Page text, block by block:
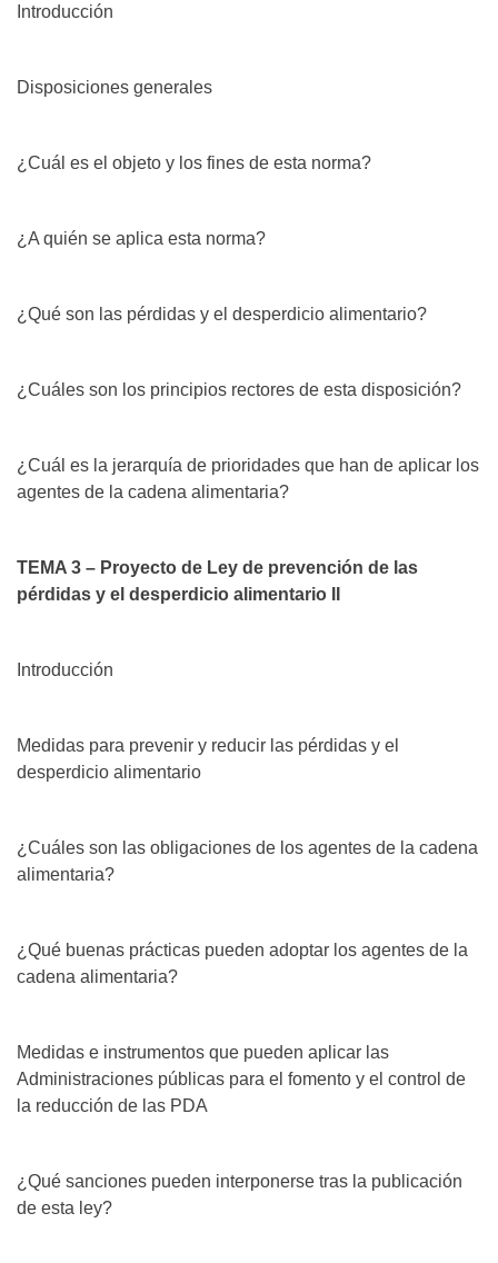
Introducción
Disposiciones generales
¿Cuál es el objeto y los fines de esta norma?
¿A quién se aplica esta norma?
¿Qué son las pérdidas y el desperdicio alimentario?
¿Cuáles son los principios rectores de esta disposición?
¿Cuál es la jerarquía de prioridades que han de aplicar los
agentes de la cadena alimentaria?
TEMA 3 – Proyecto de Ley de prevención de las
pérdidas y el desperdicio alimentario II
Introducción
Medidas para prevenir y reducir las pérdidas y el
desperdicio alimentario
¿Cuáles son las obligaciones de los agentes de la cadena
alimentaria?
¿Qué buenas prácticas pueden adoptar los agentes de la
cadena alimentaria?
Medidas e instrumentos que pueden aplicar las
Administraciones públicas para el fomento y el control de
la reducción de las PDA
¿Qué sanciones pueden interponerse tras la publicación
de esta ley?